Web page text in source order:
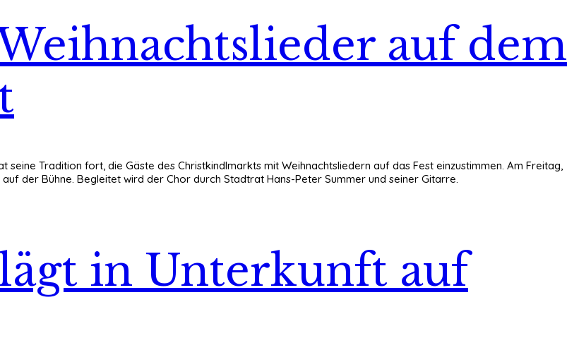
auf dem
seine Tradition fort, die Gäste des Christkindlmarkts mit Weihnachtsliedern auf das Fest einzustimmen. Am Freitag,
der Bühne. Begleitet wird der Chor durch Stadtrat Hans-Peter Summer und seiner Gitarre.
in Unterkunft auf